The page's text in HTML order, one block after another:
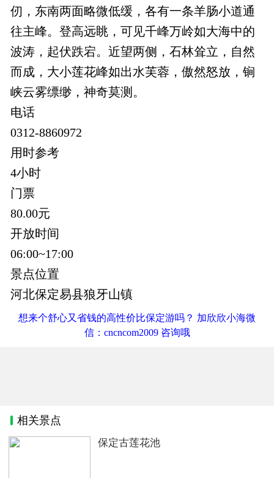
仞，东南两面略微低缓，各有一条羊肠小道通
往主峰。登高远眺，可见千峰万岭如大海中的
波涛，起伏跌宕。近望两侧，石林耸立，自然
而成，大小莲花峰如出水芙蓉，傲然怒放，锏
峡云雾缥缈，神奇莫测。
电话
0312-8860972
用时参考
4小时
门票
80.00元
开放时间
06:00~17:00
景点位置
河北保定易县狼牙山镇
想来个舒心又省钱的高性价比保定游吗？ 加欣欣小海微
信：cncncom2009 咨询哦
相关景点
保定古莲花池